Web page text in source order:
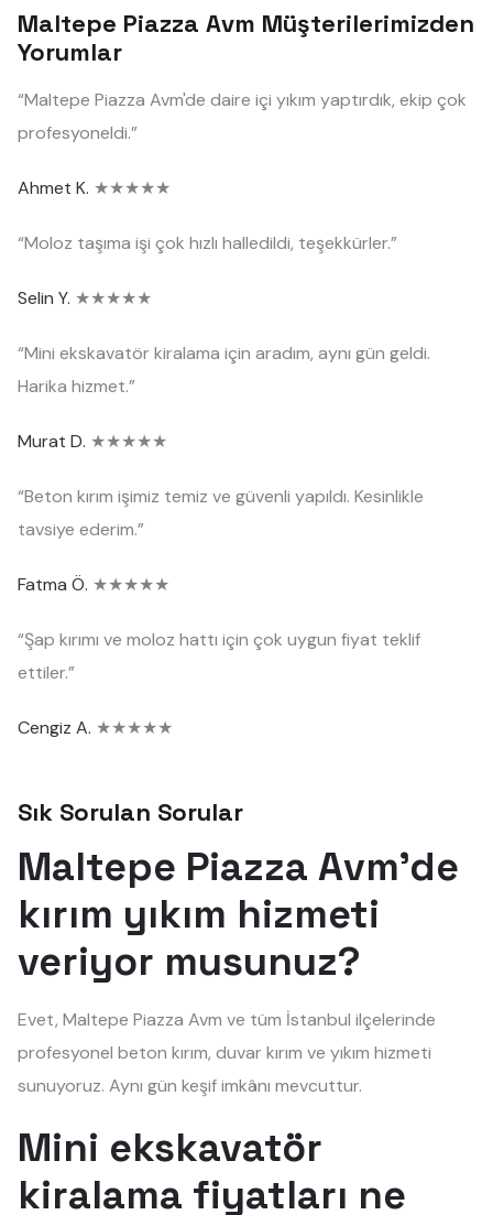
Maltepe Piazza Avm Müşterilerimizden
Yorumlar
“Maltepe Piazza Avm'de daire içi yıkım yaptırdık, ekip çok
profesyoneldi.”
Ahmet K. ★★★★★
“Moloz taşıma işi çok hızlı halledildi, teşekkürler.”
Selin Y. ★★★★★
“Mini ekskavatör kiralama için aradım, aynı gün geldi.
Harika hizmet.”
Murat D. ★★★★★
“Beton kırım işimiz temiz ve güvenli yapıldı. Kesinlikle
tavsiye ederim.”
Fatma Ö. ★★★★★
“Şap kırımı ve moloz hattı için çok uygun fiyat teklif
ettiler.”
Cengiz A. ★★★★★
Sık Sorulan Sorular
Maltepe Piazza Avm'de
kırım yıkım hizmeti
veriyor musunuz?
Evet, Maltepe Piazza Avm ve tüm İstanbul ilçelerinde
profesyonel beton kırım, duvar kırım ve yıkım hizmeti
sunuyoruz. Aynı gün keşif imkânı mevcuttur.
Mini ekskavatör
kiralama fiyatları ne